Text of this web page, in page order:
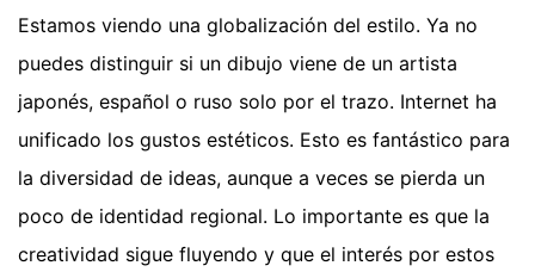
Estamos viendo una globalización del estilo. Ya no
puedes distinguir si un dibujo viene de un artista
japonés, español o ruso solo por el trazo. Internet ha
unificado los gustos estéticos. Esto es fantástico para
la diversidad de ideas, aunque a veces se pierda un
poco de identidad regional. Lo importante es que la
creatividad sigue fluyendo y que el interés por estos